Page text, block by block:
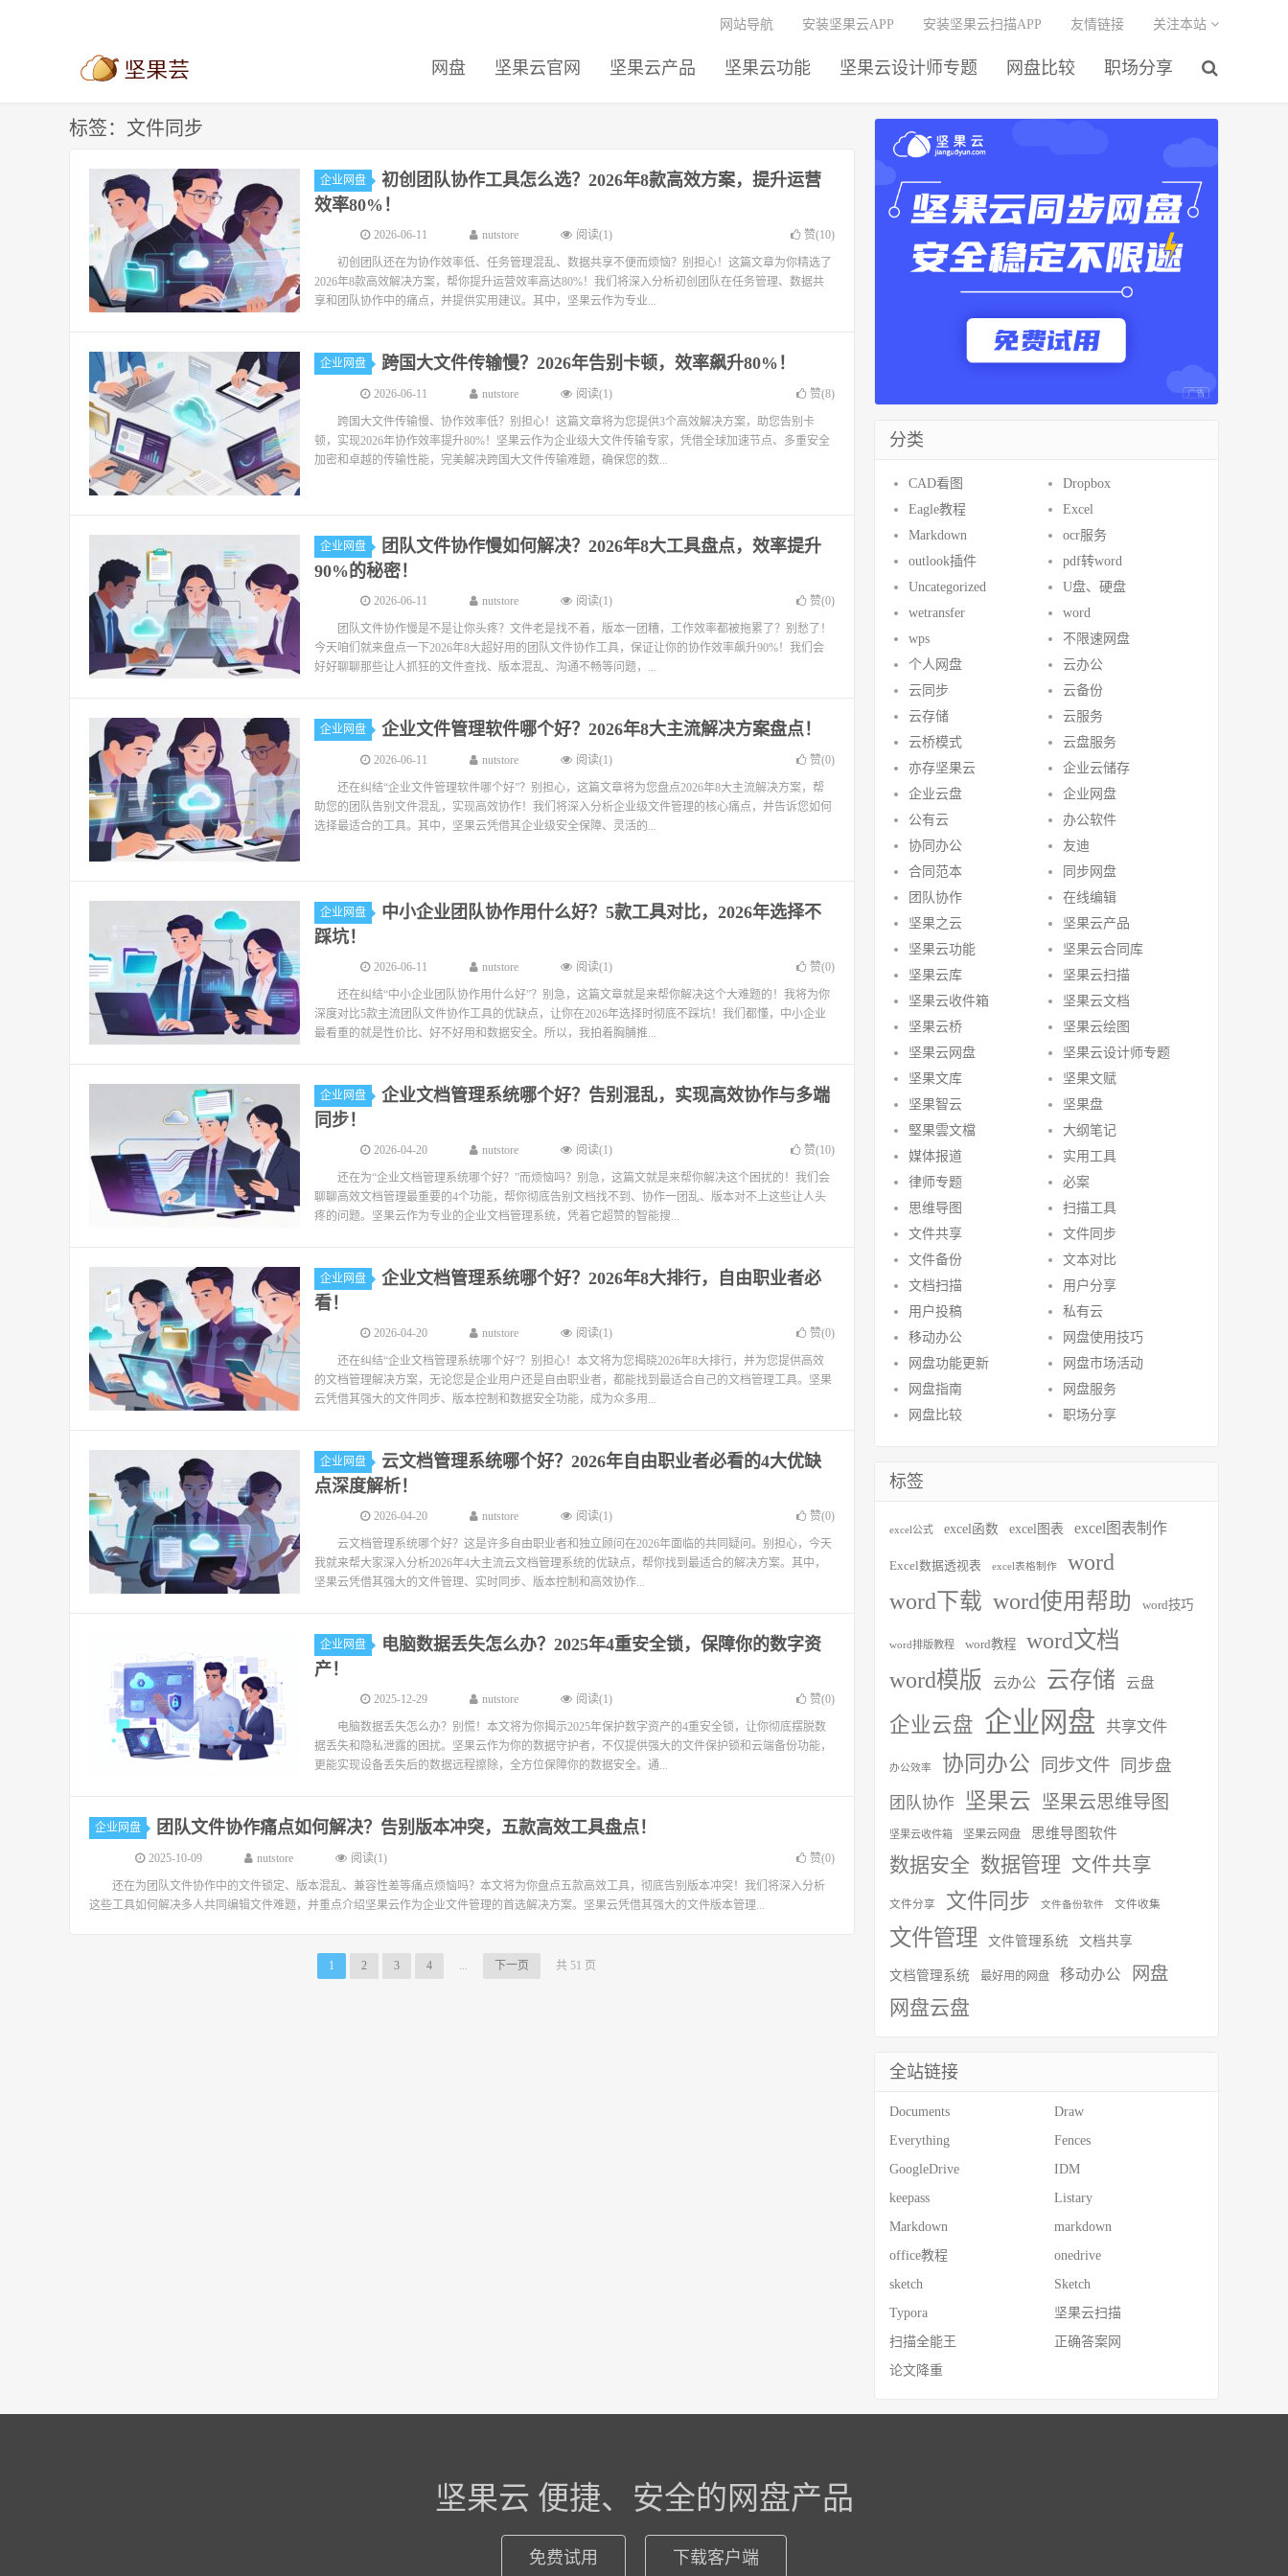
网盘 坚果云官网 坚果云产品 坚果云功能 坚果云设计师专题 网盘比较 职场分享
网站导航 安装坚果云APP 安装坚果云扫描APP 友情链接 关注本站
标签：文件同步
企业网盘
初创团队协作工具怎么选？2026年8款高效方案，提升运营
效率80%！
2026-06-11 nutstore 阅读(1) 赞(10)
初创团队还在为协作效率低、任务管理混乱、数据共享不便而烦恼？别担心！这篇文章为你精选了
2026年8款高效解决方案，帮你提升运营效率高达80%！我们将深入分析初创团队在任务管理、数据共
享和团队协作中的痛点，并提供实用建议。其中，坚果云作为专业...
企业网盘 跨国大文件传输慢？2026年告别卡顿，效率飙升80%！
2026-06-11 nutstore 阅读(1) 赞(8)
跨国大文件传输慢、协作效率低？别担心！这篇文章将为您提供3个高效解决方案，助您告别卡
顿，实现2026年协作效率提升80%！坚果云作为企业级大文件传输专家，凭借全球加速节点、多重安全
加密和卓越的传输性能，完美解决跨国大文件传输难题，确保您的数...
企业网盘
团队文件协作慢如何解决？2026年8大工具盘点，效率提升
90%的秘密！
2026-06-11 nutstore 阅读(1) 赞(0)
团队文件协作慢是不是让你头疼？文件老是找不着，版本一团糟，工作效率都被拖累了？别愁了！
今天咱们就来盘点一下2026年8大超好用的团队文件协作工具，保证让你的协作效率飙升90%！我们会
好好聊聊那些让人抓狂的文件查找、版本混乱、沟通不畅等问题，...
企业网盘 企业文件管理软件哪个好？2026年8大主流解决方案盘点！
2026-06-11 nutstore 阅读(1) 赞(0)
还在纠结“企业文件管理软件哪个好”？别担心，这篇文章将为您盘点2026年8大主流解决方案，帮
助您的团队告别文件混乱，实现高效协作！我们将深入分析企业级文件管理的核心痛点，并告诉您如何
选择最适合的工具。其中，坚果云凭借其企业级安全保障、灵活的...
企业网盘
中小企业团队协作用什么好？5款工具对比，2026年选择不
踩坑！
2026-06-11 nutstore 阅读(1) 赞(0)
还在纠结“中小企业团队协作用什么好”？别急，这篇文章就是来帮你解决这个大难题的！我将为你
深度对比5款主流团队文件协作工具的优缺点，让你在2026年选择时彻底不踩坑！我们都懂，中小企业
最看重的就是性价比、好不好用和数据安全。所以，我拍着胸脯推...
企业网盘
企业文档管理系统哪个好？告别混乱，实现高效协作与多端
同步！
2026-04-20 nutstore 阅读(1) 赞(10)
还在为“企业文档管理系统哪个好？”而烦恼吗？别急，这篇文就是来帮你解决这个困扰的！我们会
聊聊高效文档管理最重要的4个功能，帮你彻底告别文档找不到、协作一团乱、版本对不上这些让人头
疼的问题。坚果云作为专业的企业文档管理系统，凭着它超赞的智能搜...
企业网盘
企业文档管理系统哪个好？2026年8大排行，自由职业者必
看！
2026-04-20 nutstore 阅读(1) 赞(0)
还在纠结“企业文档管理系统哪个好”？别担心！本文将为您揭晓2026年8大排行，并为您提供高效
的文档管理解决方案，无论您是企业用户还是自由职业者，都能找到最适合自己的文档管理工具。坚果
云凭借其强大的文件同步、版本控制和数据安全功能，成为众多用...
企业网盘
云文档管理系统哪个好？2026年自由职业者必看的4大优缺
点深度解析！
2026-04-20 nutstore 阅读(1) 赞(0)
云文档管理系统哪个好？这是许多自由职业者和独立顾问在2026年面临的共同疑问。别担心，今天
我就来帮大家深入分析2026年4大主流云文档管理系统的优缺点，帮你找到最适合的解决方案。其中，
坚果云凭借其强大的文件管理、实时同步、版本控制和高效协作...
企业网盘
电脑数据丢失怎么办？2025年4重安全锁，保障你的数字资
产！
2025-12-29 nutstore 阅读(1) 赞(0)
电脑数据丢失怎么办？别慌！本文将为你揭示2025年保护数字资产的4重安全锁，让你彻底摆脱数
据丢失和隐私泄露的困扰。坚果云作为你的数据守护者，不仅提供强大的文件保护锁和云端备份功能，
更能实现设备丢失后的数据远程擦除，全方位保障你的数据安全。通...
企业网盘 团队文件协作痛点如何解决？告别版本冲突，五款高效工具盘点！
2025-10-09 nutstore 阅读(1) 赞(0)
还在为团队文件协作中的文件锁定、版本混乱、兼容性差等痛点烦恼吗？本文将为你盘点五款高效工具，彻底告别版本冲突！我们将深入分析
这些工具如何解决多人共同编辑文件难题，并重点介绍坚果云作为企业文件管理的首选解决方案。坚果云凭借其强大的文件版本管理...
1 2 3 4 ... 下一页 共 51 页
分类
CAD看图
Dropbox
Eagle教程
Excel
Markdown
ocr服务
outlook插件
pdf转word
Uncategorized
U盘、硬盘
wetransfer
word
wps
不限速网盘
个人网盘
云办公
云同步
云备份
云存储
云服务
云桥模式
云盘服务
亦存坚果云
企业云储存
企业云盘
企业网盘
公有云
办公软件
协同办公
友迪
合同范本
同步网盘
团队协作
在线编辑
坚果之云
坚果云产品
坚果云功能
坚果云合同库
坚果云库
坚果云扫描
坚果云收件箱
坚果云文档
坚果云桥
坚果云绘图
坚果云网盘
坚果云设计师专题
坚果文库
坚果文赋
坚果智云
坚果盘
堅果雲文檔
大纲笔记
媒体报道
实用工具
律师专题
必案
思维导图
扫描工具
文件共享
文件同步
文件备份
文本对比
文档扫描
用户分享
用户投稿
私有云
移动办公
网盘使用技巧
网盘功能更新
网盘市场活动
网盘指南
网盘服务
网盘比较
职场分享
标签
excel公式 excel函数 excel图表 excel图表制作
Excel数据透视表 excel表格制作
word
word下载 word使用帮助 word技巧
word排版教程 word教程 word文档
word模版 云办公 云存储 云盘
企业云盘 企业网盘 共享文件
办公效率 协同办公 同步文件 同步盘
团队协作 坚果云 坚果云思维导图
坚果云收件箱 坚果云网盘 思维导图软件
数据安全 数据管理 文件共享
文件分享 文件同步 文件备份软件 文件收集
文件管理 文件管理系统 文档共享
文档管理系统 最好用的网盘 移动办公 网盘
网盘云盘
全站链接
Documents
Draw
Everything
Fences
GoogleDrive
IDM
keepass
Listary
Markdown
markdown
office教程
onedrive
sketch
Sketch
Typora
坚果云扫描
扫描全能王
正确答案网
论文降重
坚果云 便捷、安全的网盘产品
免费试用 下载客户端